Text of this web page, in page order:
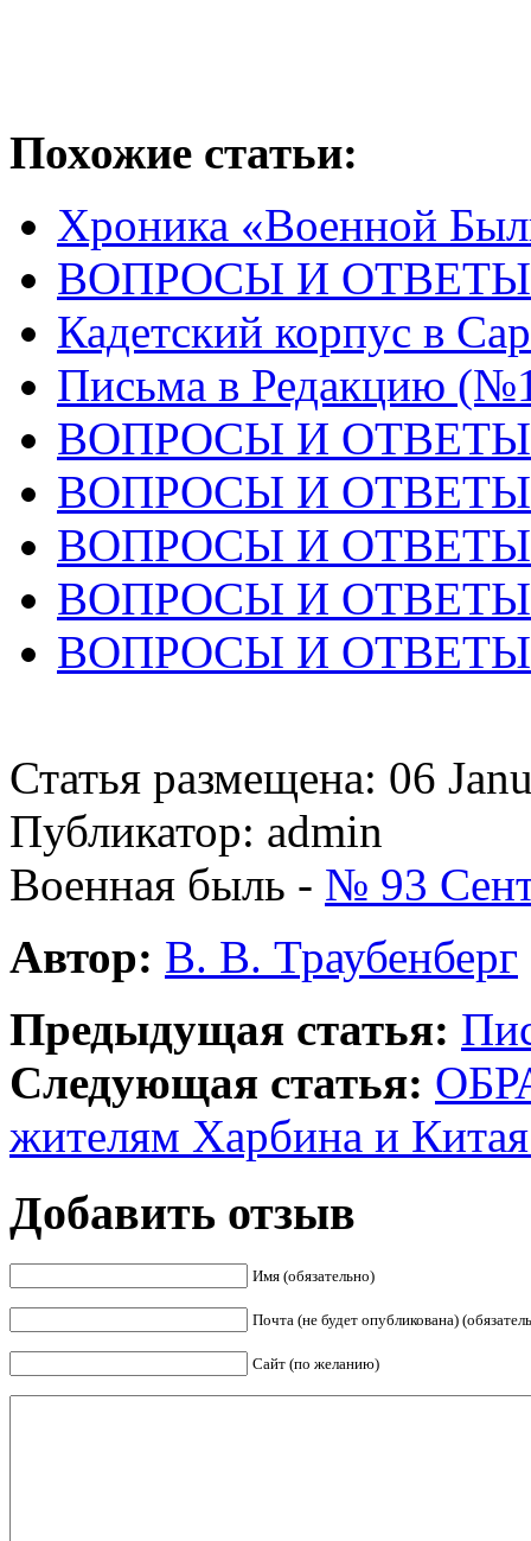
Похожие статьи:
Хроника «Военной
ВОПРОСЫ И ОТВЕТЫ
Кадетский корпус в
Письма в Редакцию
ВОПРОСЫ И ОТВЕТЫ
ВОПРОСЫ И ОТВЕТЫ
ВОПРОСЫ И ОТВЕТЫ
ВОПРОСЫ И ОТВЕТЫ
ВОПРОСЫ И ОТВЕТЫ
Статья размещена: 06
Публикатор: admin
Военная быль - № 93
Автор: В. В. Траубенберг
Предыдущая статья:
Следующая статья:
жителям Харбина и
Добавить отзыв
Имя (обязательно)
Почта (не будет опубликована)
Сайт (по желанию)